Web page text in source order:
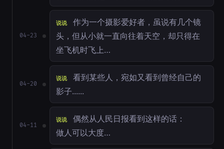
04-23
说说
作为一个摄影爱好者，虽说有几个镜
头，但从小就一直向往着天空，却只得在
坐飞机时飞上…
04-20
说说
看到某些人，宛如又看到曾经自己的
影子......
04-11
说说
偶然从人民日报看到这样的话：
做人可以大度…